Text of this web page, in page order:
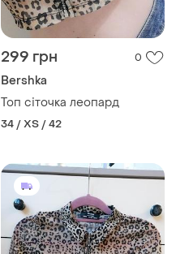
299 грн 0
Bershka
Топ сіточка леопард
34 / XS / 42